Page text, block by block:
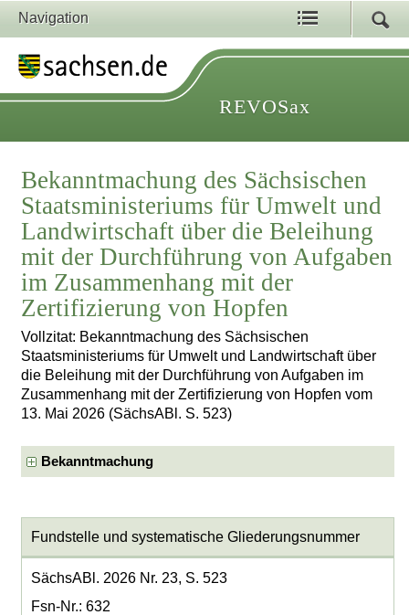
Navigation
REVOSax
Bekanntmachung des Sächsischen
Staatsministeriums für Umwelt und
Landwirtschaft über die Beleihung
mit der Durchführung von Aufgaben
im Zusammenhang mit der
Zertifizierung von Hopfen
Vollzitat: Bekanntmachung des Sächsischen
Staatsministeriums für Umwelt und Landwirtschaft über
die Beleihung mit der Durchführung von Aufgaben im
Zusammenhang mit der Zertifizierung von Hopfen vom
13. Mai 2026 (SächsABl. S. 523)
Bekanntmachung
Fundstelle und systematische Gliederungsnummer
SächsABl. 2026 Nr. 23, S. 523
Fsn-Nr.: 632